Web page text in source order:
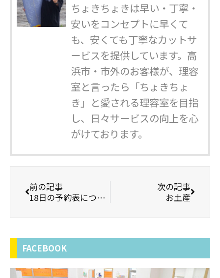
ちょきちょきは早い・丁寧・
安いをコンセプトに早くて
も、安くても丁寧なカットサ
ービスを提供しています。高
浜市・市外のお客様が、理容
室と言ったら「ちょきちょ
き」と愛される理容室を目指
し、日々サービスの向上を心
がけております。
前の記事
18日の予約表について
次の記事
お土産
FACEBOOK